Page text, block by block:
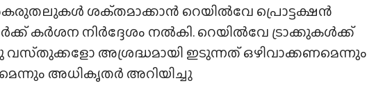
ശക്‌തമാക്കാൻ റെയിൽവേ പ്രൊട്ടക്ഷൻ
നിർദ്ദേശം നൽകി. റെയിൽവേ ട്രാക്കുകൾക്ക്
വസ്‌തുക്കളോ അശ്രദ്ധമായി ഇടുന്നത് ഒഴിവാക്കണമെന്നും
അധികൃതർ അറിയിച്ചു